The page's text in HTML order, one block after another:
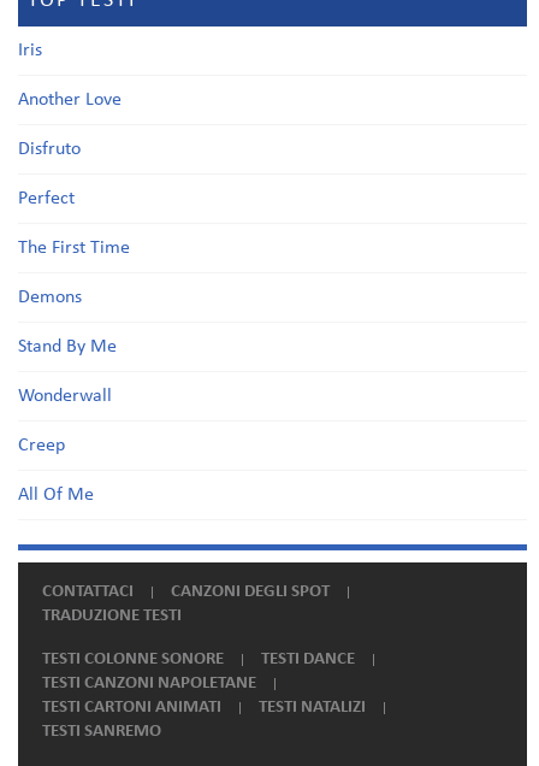
Iris
Another Love
Disfruto
Perfect
The First Time
Demons
Stand By Me
Wonderwall
Creep
All Of Me
CONTATTACI
CANZONI DEGLI SPOT
TRADUZIONE TESTI
TESTI COLONNE SONORE
TESTI DANCE
TESTI CANZONI NAPOLETANE
TESTI CARTONI ANIMATI
TESTI NATALIZI
TESTI SANREMO